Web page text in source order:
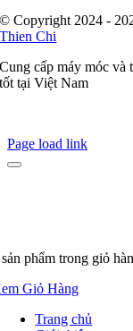
© Copyright 2024 -
Thien Chi
Cung cấp máy móc và
tốt tại Việt Nam
Page load link
phẩm trong giỏ
Giỏ Hàng
Trang chủ